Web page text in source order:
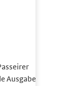
Ausgabe